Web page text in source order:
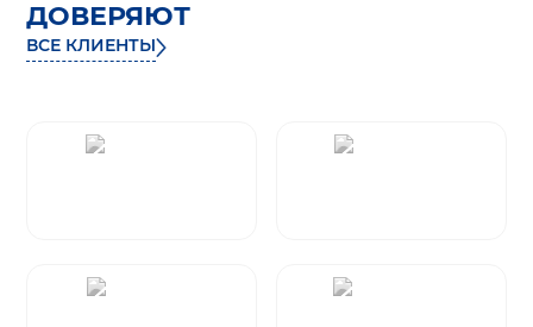
ДОВЕРЯЮТ
ВСЕ КЛИЕНТЫ